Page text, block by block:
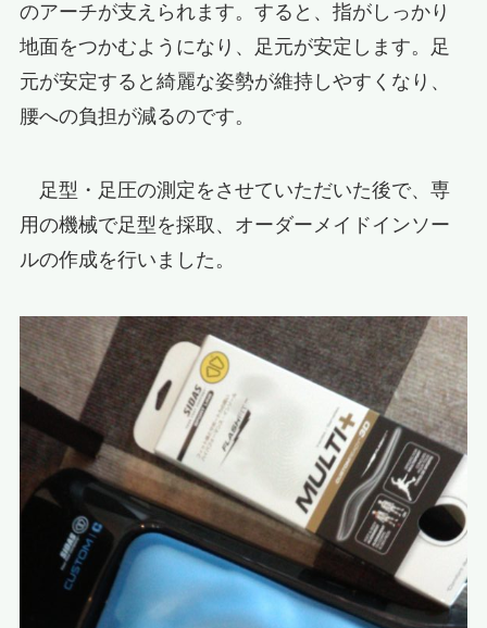
のアーチが支えられます。すると、指がしっかり
地面をつかむようになり、足元が安定します。足
元が安定すると綺麗な姿勢が維持しやすくなり、
腰への負担が減るのです。
足型・足圧の測定をさせていただいた後で、専
用の機械で足型を採取、オーダーメイドインソー
ルの作成を行いました。